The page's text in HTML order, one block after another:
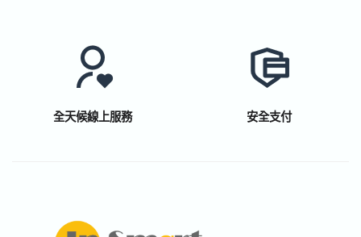
全天候線上服務 安全支付